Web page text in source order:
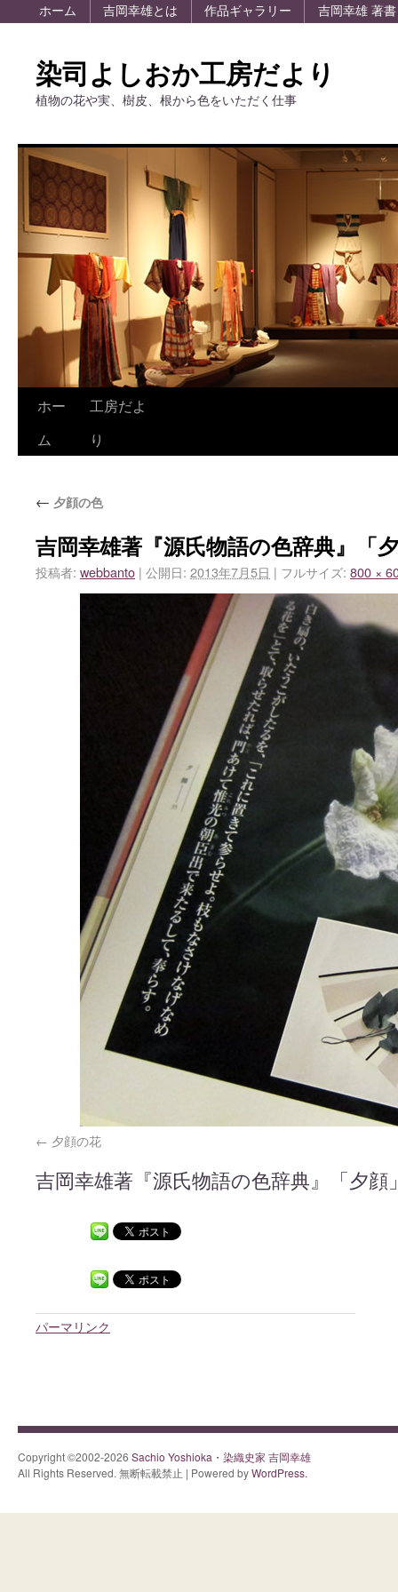
ホーム 吉岡幸雄とは 作品ギャラリー 吉岡幸雄 著書
染司よしおか工房だより
植物の花や実、樹皮、根から色をいただく仕事
ホー
ム
工房だよ
り
← 夕顔の色
吉岡幸雄著『源氏物語の色辞典』「
投稿者: webbanto | 公開日: 2013年7月5日 | フルサイズ: 800 ×
夕顔の花
吉岡幸雄著『源氏物語の色辞典』「夕顔
パーマリンク
Copyright ©2002-2026 Sachio Yoshioka・染織史家 吉岡幸雄
All Rights Reserved. 無断転載禁止 | Powered byWordPress.